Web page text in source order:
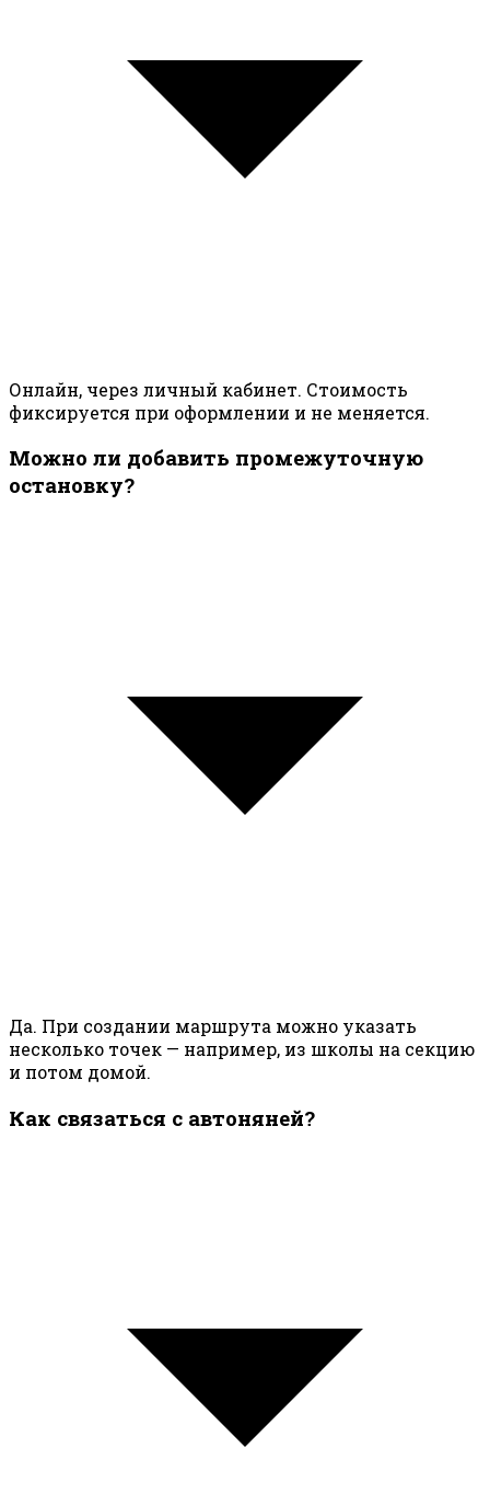
Онлайн, через личный кабинет. Стоимость
фиксируется при оформлении и не меняется.
Можно ли добавить промежуточную
остановку?
Да. При создании маршрута можно указать
несколько точек — например, из школы на секцию
и потом домой.
Как связаться с автоняней?